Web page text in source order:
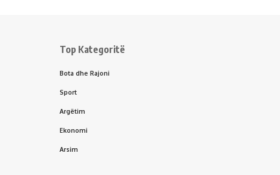
Top Kategoritë
Bota dhe Rajoni
Sport
Argëtim
Ekonomi
Arsim